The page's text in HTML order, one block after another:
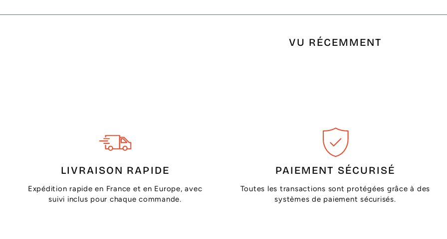
VU RÉCEMMENT
LIVRAISON RAPIDE
Expédition rapide en France et en Europe, avec
suivi inclus pour chaque commande.
PAIEMENT SÉCURISÉ
Toutes les transactions sont protégées grâce à des
systèmes de paiement sécurisés.